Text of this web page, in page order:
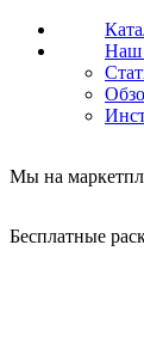
Наш
Мы на
Бесплатные